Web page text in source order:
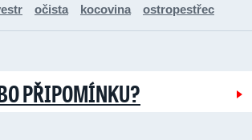
očista kocovina ostropestřec
PŘIPOMÍNKU?